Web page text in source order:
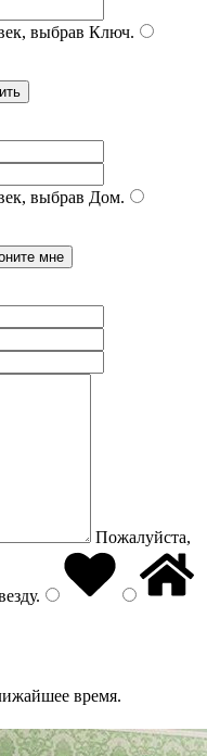
выбрав Ключ.
выбрав Дом.
Пожалуйста,
.
время.